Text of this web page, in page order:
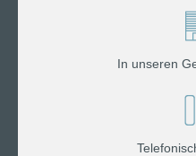
In unseren